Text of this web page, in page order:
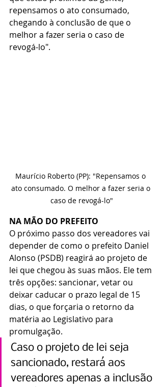
repensamos o ato consumado,
chegando à conclusão de que o
melhor a fazer seria o caso de
revogá-lo".
Maurício Roberto (PP): "Repensamos o
ato consumado. O melhor a fazer seria o
caso de revogá-lo"
NA MÃO DO PREFEITO
O próximo passo dos vereadores vai
depender de como o prefeito Daniel
Alonso (PSDB) reagirá ao projeto de
lei que chegou às suas mãos. Ele tem
três opções: sancionar, vetar ou
deixar caducar o prazo legal de 15
dias, o que forçaria o retorno da
matéria ao Legislativo para
promulgação.
Caso o projeto de lei seja
sancionado, restará aos
vereadores apenas a inclusão